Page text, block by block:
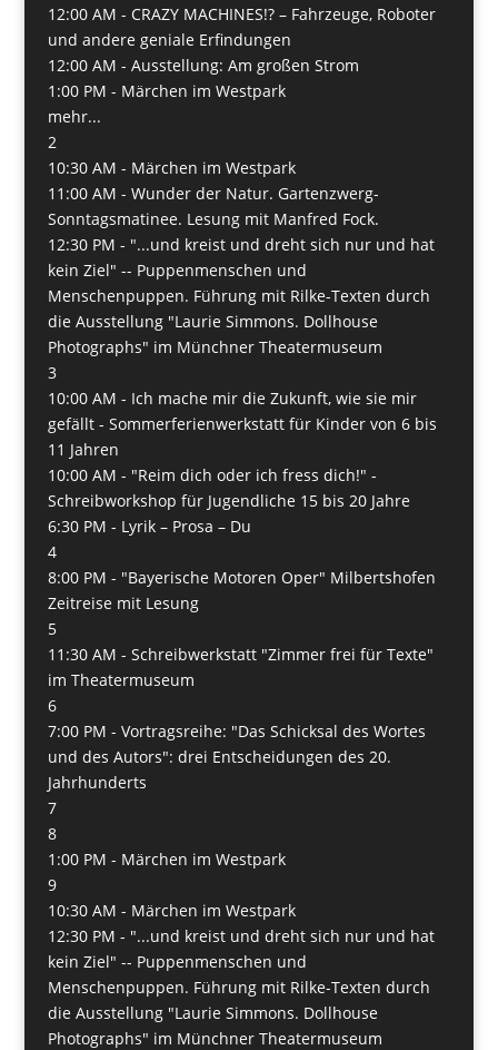
12:00 AM - CRAZY MACHINES!? – Fahrzeuge, Roboter
und andere geniale Erfindungen
12:00 AM - Ausstellung: Am großen Strom
1:00 PM - Märchen im Westpark
mehr...
2
10:30 AM - Märchen im Westpark
11:00 AM - Wunder der Natur. Gartenzwerg-
Sonntagsmatinee. Lesung mit Manfred Fock.
12:30 PM - "...und kreist und dreht sich nur und hat
kein Ziel" -- Puppenmenschen und
Menschenpuppen. Führung mit Rilke-Texten durch
die Ausstellung "Laurie Simmons. Dollhouse
Photographs" im Münchner Theatermuseum
3
10:00 AM - Ich mache mir die Zukunft, wie sie mir
gefällt - Sommerferienwerkstatt für Kinder von 6 bis
11 Jahren
10:00 AM - "Reim dich oder ich fress dich!" -
Schreibworkshop für Jugendliche 15 bis 20 Jahre
6:30 PM - Lyrik – Prosa – Du
4
8:00 PM - "Bayerische Motoren Oper" Milbertshofen
Zeitreise mit Lesung
5
11:30 AM - Schreibwerkstatt "Zimmer frei für Texte"
im Theatermuseum
6
7:00 PM - Vortragsreihe: "Das Schicksal des Wortes
und des Autors": drei Entscheidungen des 20.
Jahrhunderts
7
8
1:00 PM - Märchen im Westpark
9
10:30 AM - Märchen im Westpark
12:30 PM - "...und kreist und dreht sich nur und hat
kein Ziel" -- Puppenmenschen und
Menschenpuppen. Führung mit Rilke-Texten durch
die Ausstellung "Laurie Simmons. Dollhouse
Photographs" im Münchner Theatermuseum